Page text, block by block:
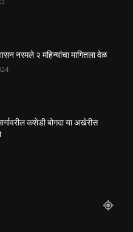
नरमले २ महिन्यांचा मागितला वेळ
कशेडी बोगदा या अखेरीस